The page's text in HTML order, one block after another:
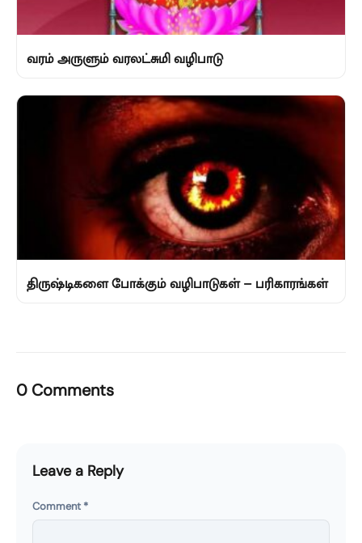
வரம் அருளும் வரலட்சுமி வழிபாடு
திருஷ்டிகளை போக்கும் வழிபாடுகள் – பரிகாரங்கள்
0 Comments
Leave a Reply
Comment *